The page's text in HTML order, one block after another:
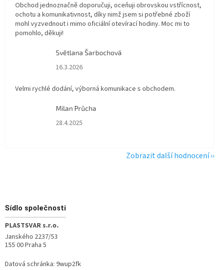
Obchod jednoznačně doporučuji, oceňuji obrovskou vstřícnost,
ochotu a komunikativnost, díky nimž jsem si potřebné zboží
mohl vyzvednout i mimo oficiální otevírací hodiny. Moc mi to
pomohlo, děkuji!
Světlana Šarbochová
Hodnocení obchodu je 5 z 5 hvězdiček.
16.3.2026
Velmi rychlé dodání, výborná komunikace s obchodem.
Milan Průcha
Hodnocení obchodu je 5 z 5 hvězdiček.
28.4.2025
Zobrazit další hodnocení
Sídlo společnosti
PLASTSVAR s.r.o.
Janského 2237/53
155 00 Praha 5
Datová schránka: 9wup2fk